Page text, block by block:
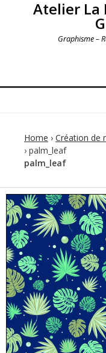
Atelier La
Graphisme –
Home › Création de
› palm_leaf
palm_leaf